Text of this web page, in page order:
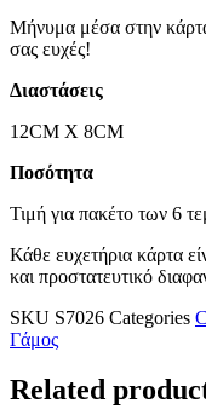
Μήνυμα μέσα στην
σας ευχές!
Διαστάσεις
12CM X 8CM
Ποσότητα
Τιμή για πακέτο των 6
Κάθε ευχετήρια κάρτα
και προστατευτικό
SKU S7026 Categories
Γάμος
Related